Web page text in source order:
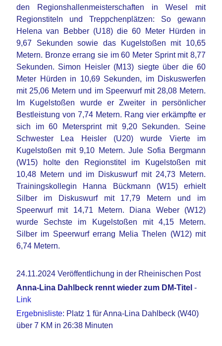
den Regionshallenmeisterschaften in Wesel mit
Regionstiteln und Treppchenplätzen: So gewann
Helena van Bebber (U18) die 60 Meter Hürden in
9,67 Sekunden sowie das Kugelstoßen mit 10,65
Metern. Bronze errang sie im 60 Meter Sprint mit 8,77
Sekunden. Simon Heisler (M13) siegte über die 60
Meter Hürden in 10,69 Sekunden, im Diskuswerfen
mit 25,06 Metern und im Speerwurf mit 28,08 Metern.
Im Kugelstoßen wurde er Zweiter in persönlicher
Bestleistung von 7,74 Metern. Rang vier erkämpfte er
sich im 60 Metersprint mit 9,20 Sekunden. Seine
Schwester Lea Heisler (U20) wurde Vierte im
Kugelstoßen mit 9,10 Metern. Jule Sofia Bergmann
(W15) holte den Regionstitel im Kugelstoßen mit
10,48 Metern und im Diskuswurf mit 24,73 Metern.
Trainingskollegin Hanna Bückmann (W15) erhielt
Silber im Diskuswurf mit 17,79 Metern und im
Speerwurf mit 14,71 Metern. Diana Weber (W12)
wurde Sechste im Kugelstoßen mit 4,15 Metern.
Silber im Speerwurf errang Melia Thelen (W12) mit
6,74 Metern.
24.11.2024 Veröffentlichung in der Rheinischen Post
Anna-Lina Dahlbeck rennt wieder zum DM-Titel -
Link
Ergebnisliste: Platz 1 für Anna-Lina Dahlbeck (W40)
über 7 KM in 26:38 Minuten